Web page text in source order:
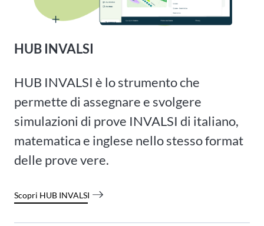
HUB INVALSI
HUB INVALSI è lo strumento che
permette di assegnare e svolgere
simulazioni di prove INVALSI di italiano,
matematica e inglese nello stesso format
delle prove vere.
Scopri HUB INVALSI